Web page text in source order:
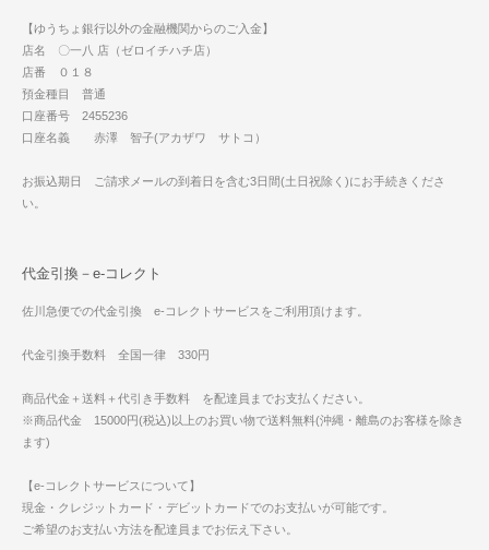
【ゆうちょ銀行以外の金融機関からのご入金】
店名 〇一八 店（ゼロイチハチ店）
店番 ０１８
預金種目 普通
口座番号 2455236
口座名義 赤澤 智子(アカザワ サトコ）
お振込期日 ご請求メールの到着日を含む3日間(土日祝除く)にお手続きくださ
い。
代金引換－e-コレクト
佐川急便での代金引換 e-コレクトサービスをご利用頂けます。
代金引換手数料 全国一律 330円
商品代金＋送料＋代引き手数料 を配達員までお支払ください。
※商品代金 15000円(税込)以上のお買い物で送料無料(沖縄・離島のお客様を除き
ます)
【e-コレクトサービスについて】
現金・クレジットカード・デビットカードでのお支払いが可能です。
ご希望のお支払い方法を配達員までお伝え下さい。